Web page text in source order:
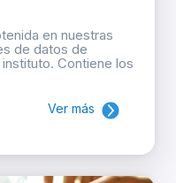
en nuestras
de datos de
Contiene los
Ver más